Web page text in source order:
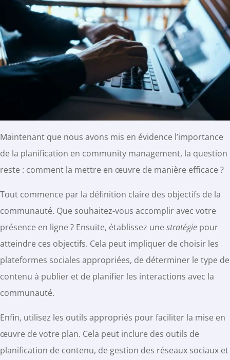
Maintenant que nous avons mis en évidence l’importance
de la planification en community management, la question
reste : comment la mettre en œuvre de manière efficace ?
Tout commence par la définition claire des objectifs de la
communauté. Que souhaitez-vous accomplir avec votre
présence en ligne ? Ensuite, établissez unestratégie pour
atteindre ces objectifs. Cela peut impliquer de choisir les
plateformes sociales appropriées, de déterminer le type de
contenu à publier et de planifier les interactions avec la
communauté.
Enfin, utilisez les outils appropriés pour faciliter la mise en
œuvre de votre plan. Cela peut inclure des outils de
planification de contenu, de gestion des réseaux sociaux et